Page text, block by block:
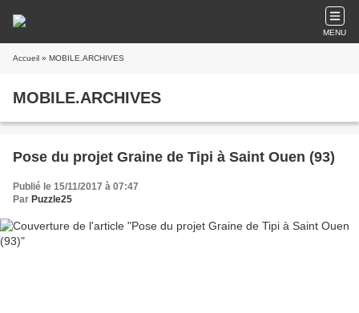
MENU
Accueil » MOBILE.ARCHIVES
MOBILE.ARCHIVES
Pose du projet Graine de Tipi à Saint Ouen (93)
Publié le 15/11/2017 à 07:47
Par Puzzle25